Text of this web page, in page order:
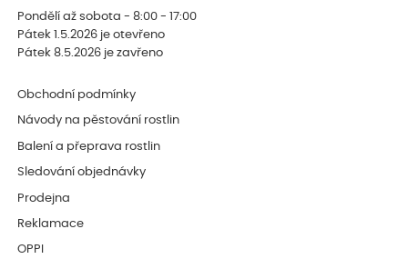
Pondělí až sobota - 8:00 - 17:00
Pátek 1.5.2026 je otevřeno
Pátek 8.5.2026 je zavřeno
Obchodní podmínky
Návody na pěstování rostlin
Balení a přeprava rostlin
Sledování objednávky
Prodejna
Reklamace
OPPI